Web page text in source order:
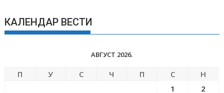
КАЛЕНДАР ВЕСТИ
АВГУСТ 2026.
П У С Ч П С Н
1
2